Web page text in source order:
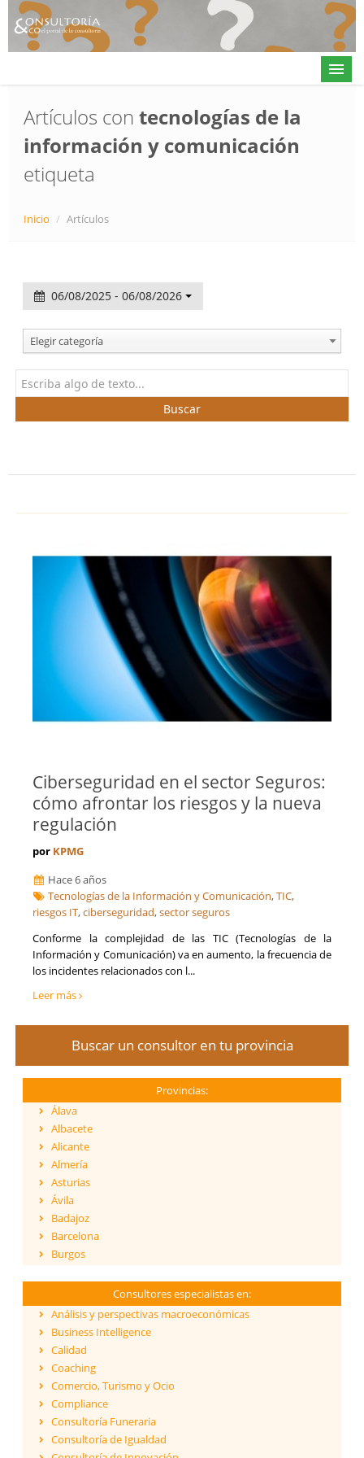
Actualidad
Directorio
Alta en directorio / Log in
𝕏
Artículos con tecnologías de la
información y comunicación
etiqueta
Inicio / Artículos
06/08/2025 - 06/08/2026
Elegir categoría
Buscar
Ciberseguridad en el sector Seguros:
cómo afrontar los riesgos y la nueva
regulación
por KPMG
Hace 6 años
Tecnologías de la Información y Comunicación,TIC,
riesgos IT,ciberseguridad,sector seguros
Conforme la complejidad de las TIC (Tecnologías de la
Información y Comunicación) va en aumento, la frecuencia de
los incidentes relacionados con l...
Leer más
Buscar un consultor en tu provincia
Provincias:
Álava
Albacete
Alicante
Almería
Asturias
Ávila
Badajoz
Barcelona
Burgos
Cantabria
Castellón
Ceuta
Ciudad Real
Córdoba
Cuenca
Girona
Granada
Guadalajara
Consultores especialistas en:
Análisis y perspectivas macroeconómicas
Business Intelligence
Calidad
Coaching
Comercio, Turismo y Ocio
Compliance
Consultoría Funeraria
Consultoría de Igualdad